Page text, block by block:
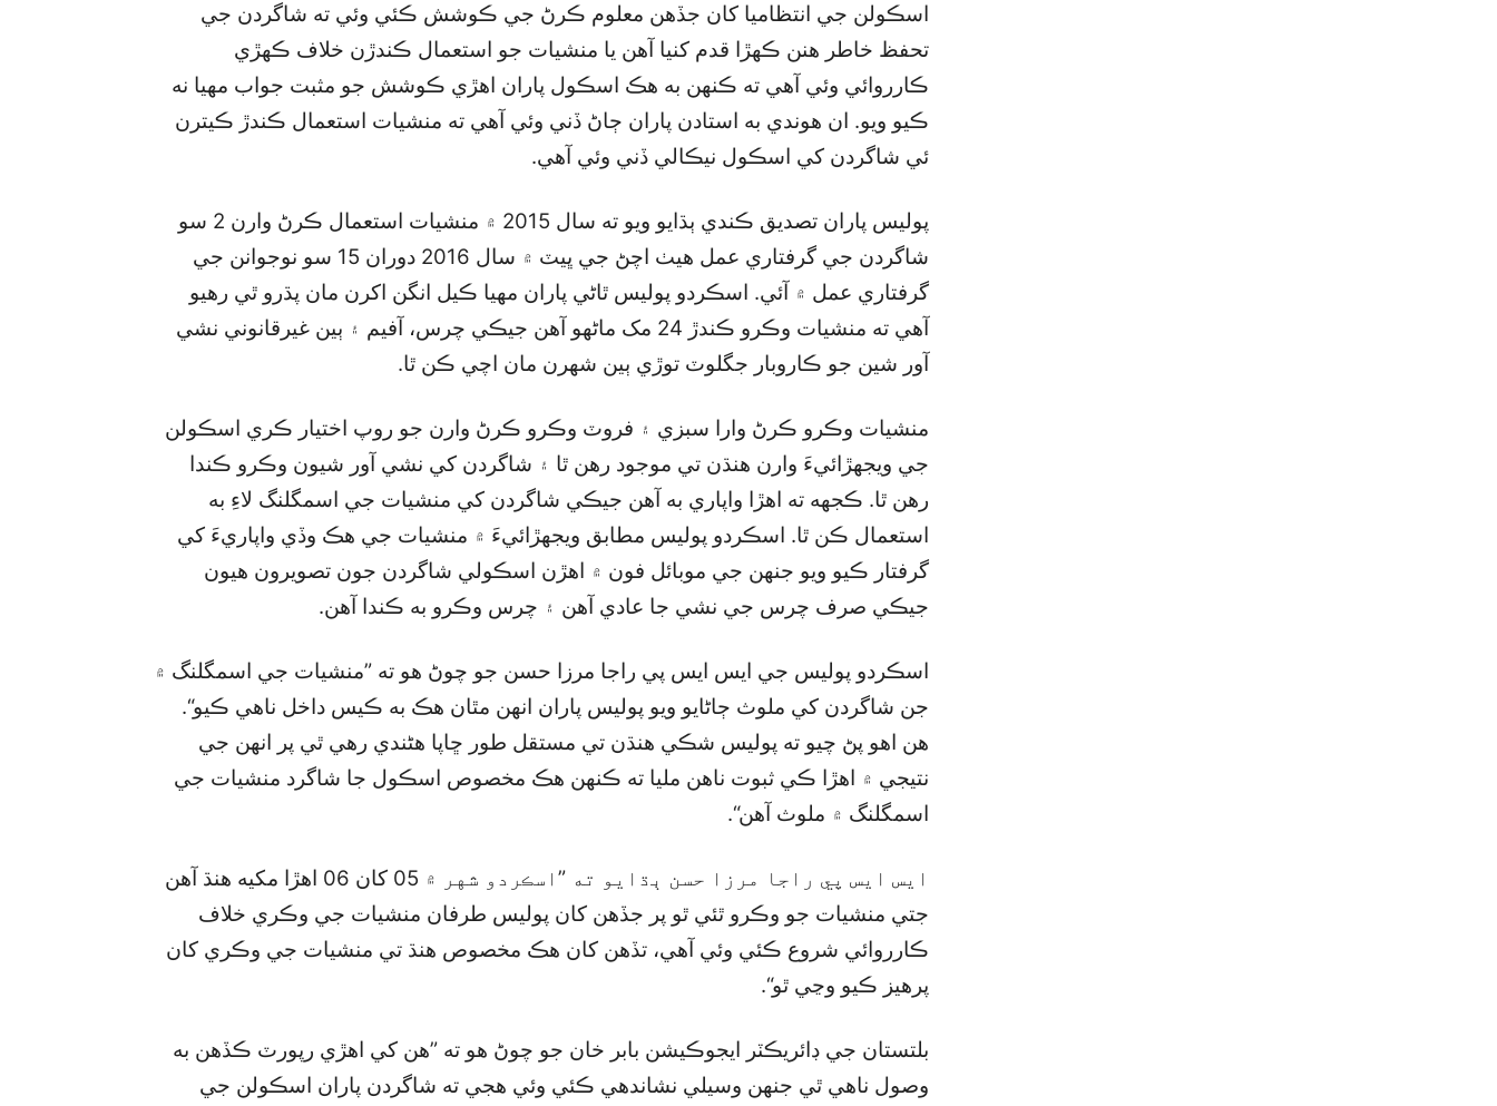
اسڪولن جي انتظاميا کان جڏهن معلوم ڪرڻ جي ڪوشش ڪئي وئي ته شاگردن جي
تحفظ خاطر هنن ڪهڙا قدم کنيا آهن يا منشيات جو استعمال ڪندڙن خلاف ڪهڙي
ڪارروائي وئي آهي ته ڪنهن به هڪ اسڪول پاران اهڙي ڪوشش جو مثبت جواب مهيا نه
ڪيو ويو. ان هوندي به استادن پاران ڄاڻ ڏني وئي آهي ته منشيات استعمال ڪندڙ ڪيترن
ئي شاگردن کي اسڪول نيڪالي ڏني وئي آهي.
پوليس پاران تصديق ڪندي ٻڌايو ويو ته سال 2015 ۾ منشيات استعمال ڪرڻ وارن 2 سو
شاگردن جي گرفتاري عمل هيٺ اچڻ جي ڀيٽ ۾ سال 2016 دوران 15 سو نوجوانن جي
گرفتاري عمل ۾ آئي. اسڪردو پوليس ٿاڻي پاران مهيا ڪيل انگن اکرن مان پڌرو ٿي رهيو
آهي ته منشيات وڪرو ڪندڙ 24 مک ماڻهو آهن جيڪي چرس، آفيم ۽ ٻين غيرقانوني نشي
آور شين جو ڪاروبار جگلوٽ توڙي ٻين شهرن مان اچي ڪن ٿا.
منشيات وڪرو ڪرڻ وارا سبزي ۽ فروٽ وڪرو ڪرڻ وارن جو روپ اختيار ڪري اسڪولن
جي ويجهڙائيءَ وارن هنڌن تي موجود رهن ٿا ۽ شاگردن کي نشي آور شيون وڪرو ڪندا
رهن ٿا. ڪجهه ته اهڙا واپاري به آهن جيڪي شاگردن کي منشيات جي اسمگلنگ لاءِ به
استعمال ڪن ٿا. اسڪردو پوليس مطابق ويجهڙائيءَ ۾ منشيات جي هڪ وڏي واپاريءَ کي
گرفتار ڪيو ويو جنهن جي موبائل فون ۾ اهڙن اسڪولي شاگردن جون تصويرون هيون
جيڪي صرف چرس جي نشي جا عادي آهن ۽ چرس وڪرو به ڪندا آهن.
اسڪردو پوليس جي ايس ايس پي راجا مرزا حسن جو چوڻ هو ته ”منشيات جي اسمگلنگ ۾
جن شاگردن کي ملوث ڄاڻايو ويو پوليس پاران انهن مٿان هڪ به ڪيس داخل ناهي ڪيو“.
هن اهو پڻ چيو ته پوليس شڪي هنڌن تي مستقل طور ڇاپا هڻندي رهي ٿي پر انهن جي
نتيجي ۾ اهڙا ڪي ثبوت ناهن مليا ته ڪنهن هڪ مخصوص اسڪول جا شاگرد منشيات جي
اسمگلنگ ۾ ملوث آهن“.
ايس ايس پي راجا مرزا حسن ٻڌايو ته ”اسڪردو شهر ۾ 05 کان 06 اهڙا مکيه هنڌ آهن
جتي منشيات جو وڪرو ٿئي ٿو پر جڏهن کان پوليس طرفان منشيات جي وڪري خلاف
ڪارروائي شروع ڪئي وئي آهي، تڏهن کان هڪ مخصوص هنڌ تي منشيات جي وڪري کان
پرهيز ڪيو وڃي ٿو“.
بلتستان جي ڊائريڪٽر ايجوڪيشن بابر خان جو چوڻ هو ته ”هن کي اهڙي رپورٽ ڪڏهن به
وصول ناهي ٿي جنهن وسيلي نشاندهي ڪئي وئي هجي ته شاگردن پاران اسڪولن جي